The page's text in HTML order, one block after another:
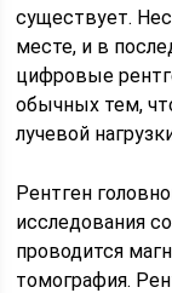
существует.
месте, и в
цифровые
обычных тем,
лучевой
Рентген
исследования
проводится
томография.